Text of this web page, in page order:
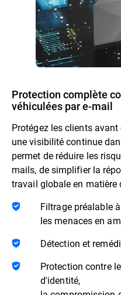
Protection complète
véhiculées par e-mail
Protégez les clients
une visibilité continue
permet de réduire les
mails, de simplifier la
travail globale en matière
Filtrage préalable
les menaces en
Détection et
Protection contre
d'identité,